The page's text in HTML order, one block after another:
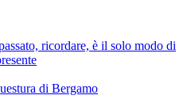
ricordare, è il solo modo di
di Bergamo